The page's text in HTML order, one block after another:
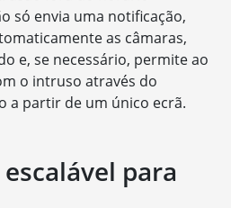
só envia uma notificação,
as câmaras,
e, se necessário, permite ao
o intruso através do
a partir de um único ecrã.
para